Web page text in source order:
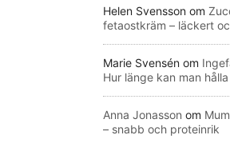
Helen Svensson om
fetaostkräm – läckert
Marie Svensén om
Hur länge kan man
Anna Jonasson om
– snabb och proteinrik